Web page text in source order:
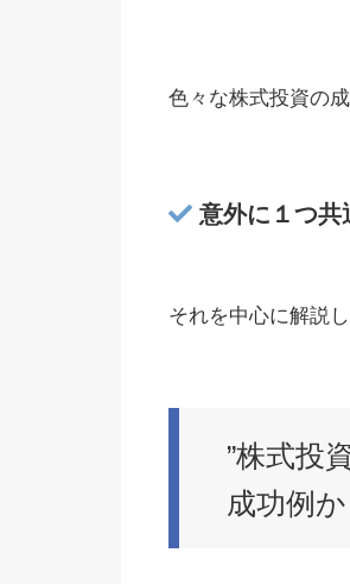
色々な株式投資の
意外に１つ共
それを中心に解説
”株式投
成功例